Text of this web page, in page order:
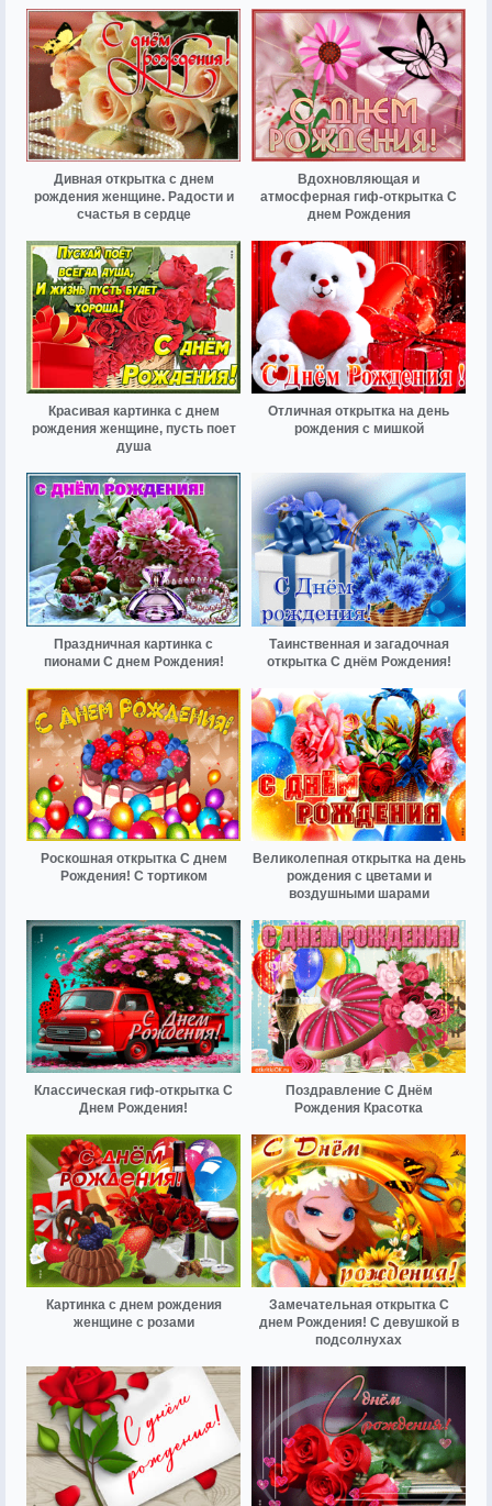
Дивная открытка с днем
рождения женщине. Радости и
счастья в сердце
Вдохновляющая и
атмосферная гиф-открытка С
днем Рождения
Красивая картинка с днем
рождения женщине, пусть поет
душа
Отличная открытка на день
рождения с мишкой
Праздничная картинка с
пионами С днем Рождения!
Таинственная и загадочная
открытка С днём Рождения!
Роскошная открытка С днем
Рождения! С тортиком
Великолепная открытка на день
рождения с цветами и
воздушными шарами
Классическая гиф-открытка С
Днем Рождения!
Поздравление С Днём
Рождения Красотка
Картинка с днем рождения
женщине с розами
Замечательная открытка С
днем Рождения! С девушкой в
подсолнухах